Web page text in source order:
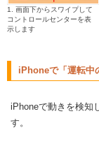
1. 画面下からスワイプして
コントロールセンターを表
示します
iPhoneで「運転中
iPhoneで動きを検知
す。